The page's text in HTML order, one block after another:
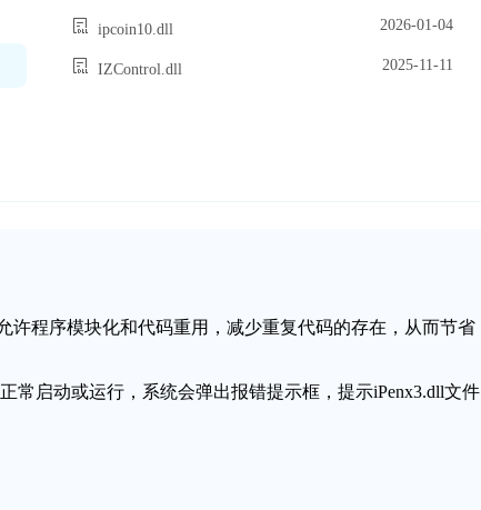
ipcoin10.dll 2026-01-04
IZControl.dll 2025-11-11
许程序模块化和代码重用，减少重复代码的存在，从而节省
常启动或运行，系统会弹出报错提示框，提示iPenx3.dll文件